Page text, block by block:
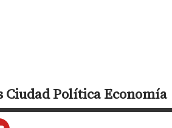
CiudadPolíticaEconomía